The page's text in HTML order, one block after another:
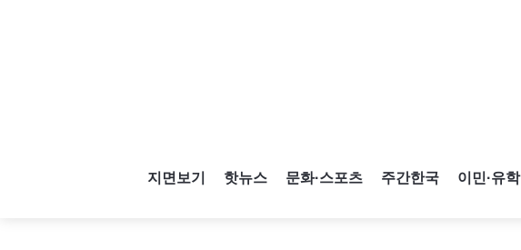
지면보기 핫뉴스 문화·스포츠 주간한국 이민·유학